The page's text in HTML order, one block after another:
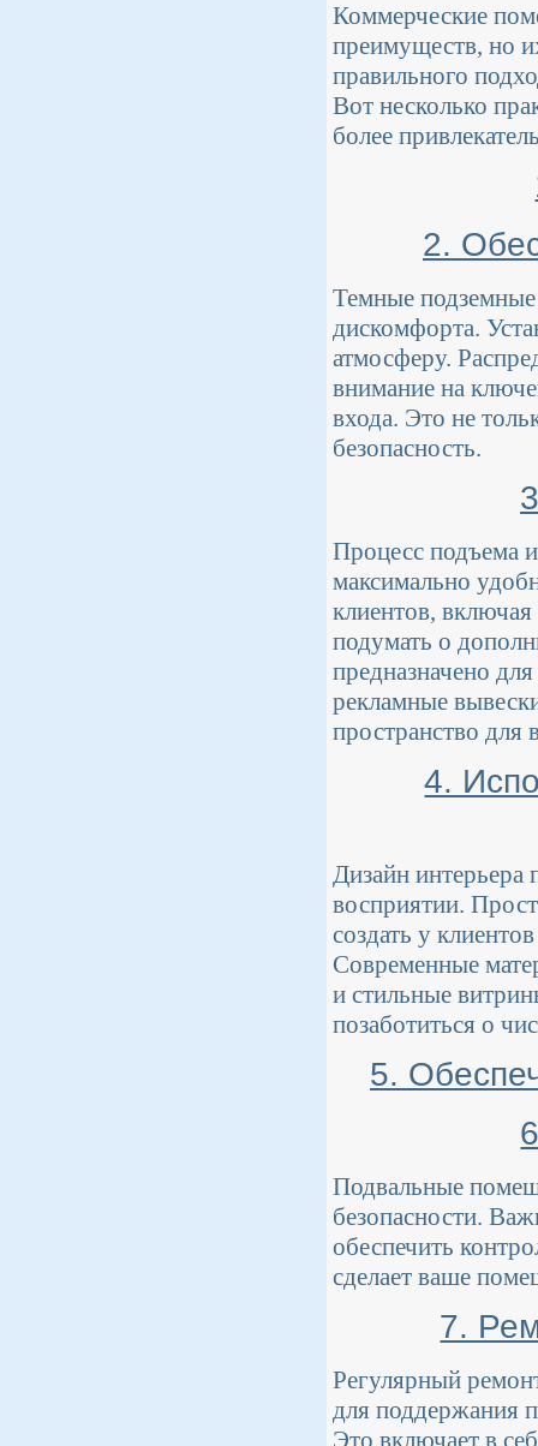
Коммерческие
преимуществ, но
правильного
Вот несколько
более
2.
Темные
дискомфорта.
атмосферу.
внимание на
входа. Это не
безопасность.
Процесс подъема
максимально
клиентов,
подумать о
предназначено
рекламные
пространство для
4.
Дизайн
восприятии.
создать у
Современные
и стильные
позаботиться о
5.
Подвальные
безопасности.
обеспечить
сделает ваше
7.
Регулярный
для поддержания